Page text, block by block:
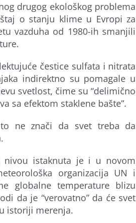
drugog ekološkog problema
o stanju klime u Evropi za
vazduha od 1980-ih smanjili
čestice sulfata i nitrata
indirektno su pomagale u
svetlost, čime su “delimično
sa efektom staklene bašte”.
ne znači da svet treba da
nivou istaknuta je i u novom
organizacija UN i
globalne temperature blizu
da je “verovatno” da će svet
istoriji merenja.